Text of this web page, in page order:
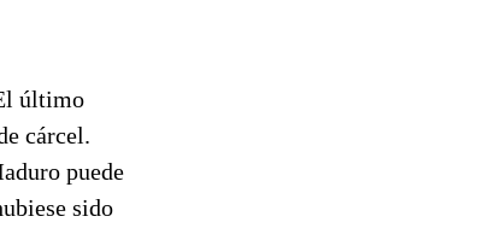
último
cárcel.
puede
sido